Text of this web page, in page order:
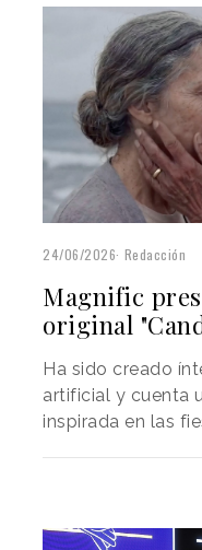
24/06/2026 Redacción
Magnific
original
Ha sido creado
artificial y cuenta
inspirada en las